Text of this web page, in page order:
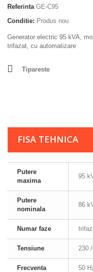
Referinta GE-C95
Conditie: Produs nou
Generator electric 95 kVA,
trifazat, cu automatizare
Tipareste
FISA TEHNICA
Putere
maxima
95
Putere
nominala
86
Numar faze
Tensiune 230
Frecventa 50